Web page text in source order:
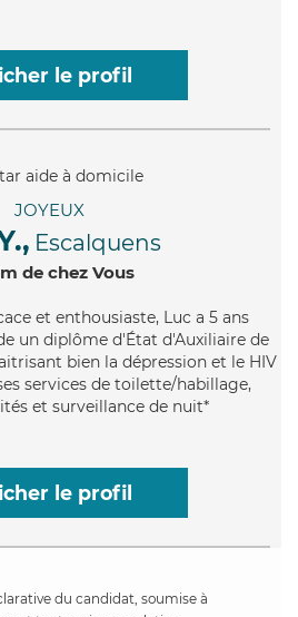
le profil
JOYEUX
Escalquens
de chez Vous
et enthousiaste, Luc a 5 ans
un diplôme d'État d'Auxiliaire de
bien la dépression et le HIV
services de toilette/habillage,
et surveillance de nuit*
le profil
du candidat, soumise à